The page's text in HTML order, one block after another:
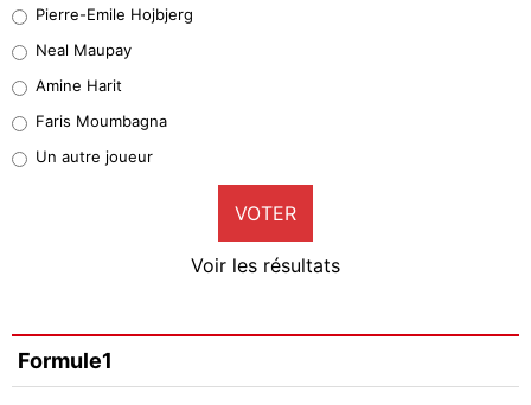
5%
1%
9%
Faris Moumbagna
4%
Pierre-Emile Hojbjerg
Neal Maupay
Amine Harit
Faris Moumbagna
Un autre joueur
VOTER
Voir les résultats
Formule1